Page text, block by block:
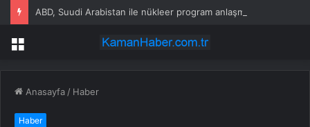
Menü
Anasayfa / Haber
Haber